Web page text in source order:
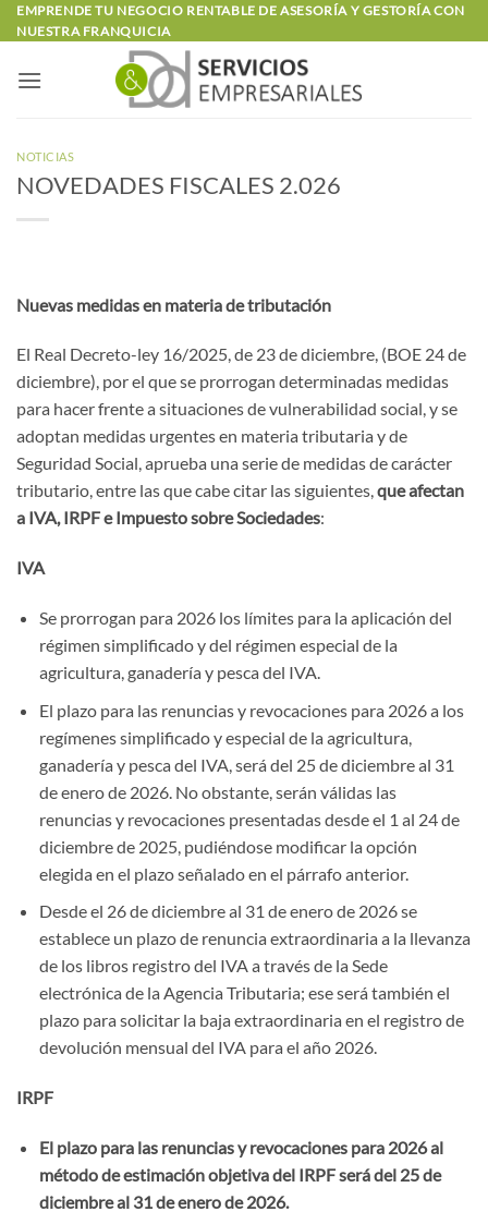
Saltar
al
EMPRENDE TU NEGOCIO RENTABLE DE ASESORÍA Y GESTORÍA CON
NUESTRA FRANQUICIA
NOTICIAS
NOVEDADES FISCALES 2.026
Nuevas medidas en materia de tributación
El Real Decreto-ley 16/2025, de 23 de diciembre, (BOE 24 de
diciembre), por el que se prorrogan determinadas medidas
para hacer frente a situaciones de vulnerabilidad social, y se
adoptan medidas urgentes en materia tributaria y de
Seguridad Social, aprueba una serie de medidas de carácter
tributario, entre las que cabe citar las siguientes,que afectan
a IVA, IRPF e Impuesto sobre Sociedades:
IVA
Se prorrogan para 2026 los límites para la aplicación del
régimen simplificado y del régimen especial de la
agricultura, ganadería y pesca del IVA.
El plazo para las renuncias y revocaciones para 2026 a los
regímenes simplificado y especial de la agricultura,
ganadería y pesca del IVA, será del 25 de diciembre al 31
de enero de 2026. No obstante, serán válidas las
renuncias y revocaciones presentadas desde el 1 al 24 de
diciembre de 2025, pudiéndose modificar la opción
elegida en el plazo señalado en el párrafo anterior.
Desde el 26 de diciembre al 31 de enero de 2026 se
establece un plazo de renuncia extraordinaria a la llevanza
de los libros registro del IVA a través de la Sede
electrónica de la Agencia Tributaria; ese será también el
plazo para solicitar la baja extraordinaria en el registro de
devolución mensual del IVA para el año 2026.
IRPF
El plazo para las renuncias y revocaciones para 2026 al
método de estimación objetiva del IRPF será del 25 de
diciembre al 31 de enero de 2026.